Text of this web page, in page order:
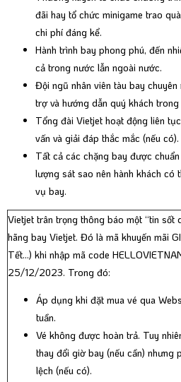
đãi hay tổ chức minigame trao
chi phí đáng kể.
Hành trình bay phong phú, đến
cả trong nước lẫn ngoài nước.
Đội ngũ nhân viên tàu bay
trợ và hướng dẫn quý khách trong
Tổng đài Vietjet hoạt động liên
vấn và giải đáp thắc mắc (nếu có).
Tất cả các chặng bay được
lượng sát sao nên hành khách có
vụ bay.
Vietjet trân trọng thông báo một “tin sốt
hãng bay Vietjet. Đó là mã khuyến mãi
Tết…) khi nhập mã code
25/12/2023. Trong đó:
Áp dụng khi đặt mua vé qua
tuần.
Vé không được hoàn trả. Tuy
thay đổi giờ bay (nếu cần) nhưng
lệch (nếu có).